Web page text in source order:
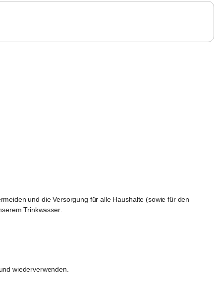
und die Versorgung für alle Haushalte (sowie für den
Trinkwasser.
wiederverwenden.